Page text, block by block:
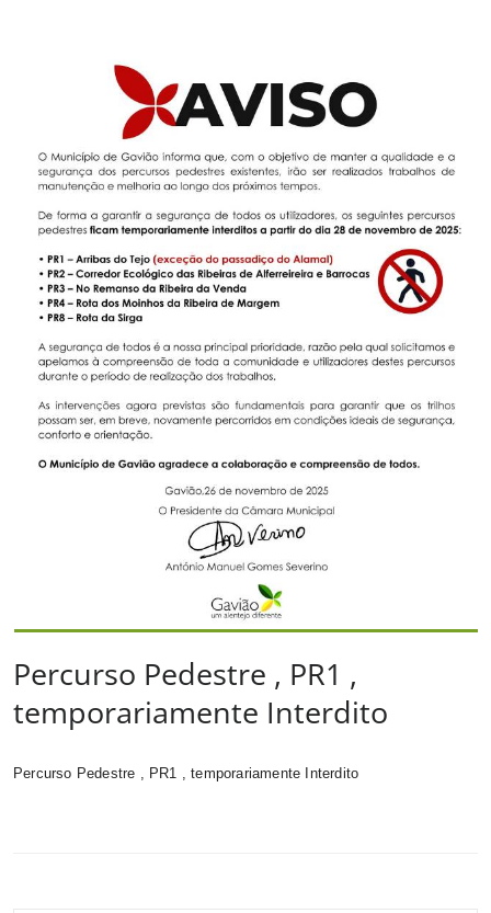
Percurso Pedestre , PR1 ,
temporariamente Interdito
Percurso Pedestre , PR1 , temporariamente Interdito